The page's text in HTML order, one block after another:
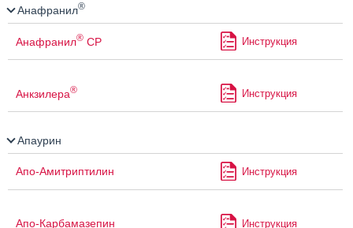
Анафранил®
Анафранил® СР Инструкция
Анкзилера® Инструкция
Апаурин
Апо-Амитриптилин Инструкция
Апо-Карбамазепин Инструкция